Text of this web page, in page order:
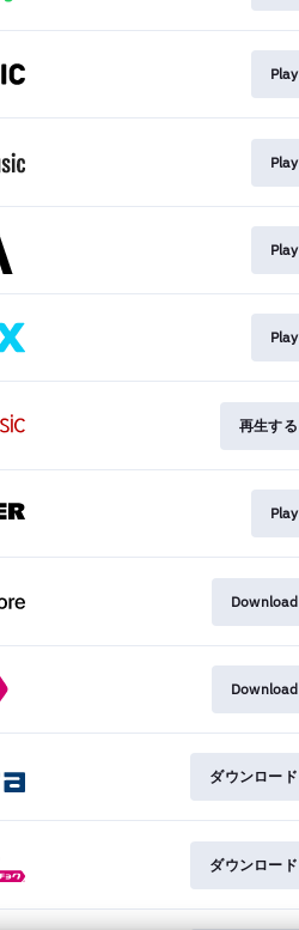
Play
Play
Play
Play
再生する
Play
Download
Download
ダウンロード
ダウンロード